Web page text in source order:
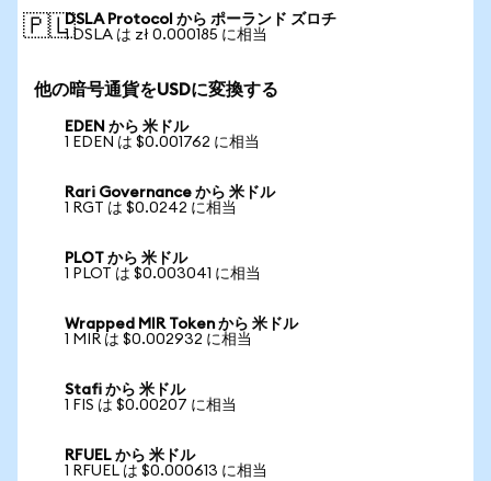
🇵🇱DSLA Protocol から ポーランド ズロチ
1 DSLA は zł 0.000185 に相当
他の暗号通貨をUSDに変換する
EDEN から 米ドル
1 EDEN は $0.001762 に相当
Rari Governance から 米ドル
1 RGT は $0.0242 に相当
PLOT から 米ドル
1 PLOT は $0.003041 に相当
Wrapped MIR Token から 米ドル
1 MIR は $0.002932 に相当
Stafi から 米ドル
1 FIS は $0.00207 に相当
RFUEL から 米ドル
1 RFUEL は $0.000613 に相当